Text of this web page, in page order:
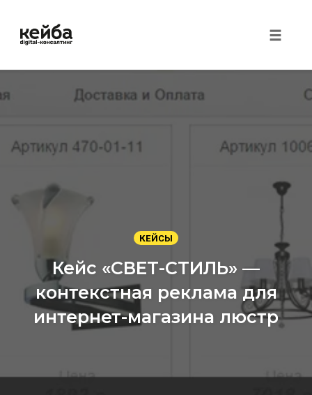
к
КЕЙСЫ
Кейс «СВЕТ-СТИЛЬ» —
контекстная реклама для
интернет-магазина люстр